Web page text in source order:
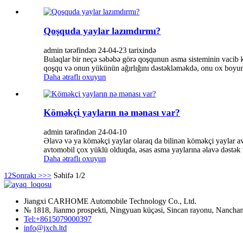
Qoşquda yaylar lazımdırmı?
admin tərəfindən 24-04-23 tarixində
Bulaqlar bir neçə səbəbə görə qoşqunun asma sisteminin
qoşqu və onun yükünün ağırlığını dəstəkləməkdə, onu ox
Daha ətraflı oxuyun
Köməkçi yayların nə mənası var?
admin tərəfindən 24-04-10
Əlavə və ya köməkçi yaylar olaraq da bilinən köməkçi yaylar
avtomobil çox yüklü olduqda, əsas asma yaylarına əlavə
Daha ətraflı oxuyun
1 2Sonrakı >>> Səhifə 1/2
Jiangxi CARHOME Automobile Technology Co., Ltd.
№ 1818, Jianmo prospekti, Ningyuan küçəsi, Sincan rayonu,
Tel:+8615079000397
info@jxch.ltd